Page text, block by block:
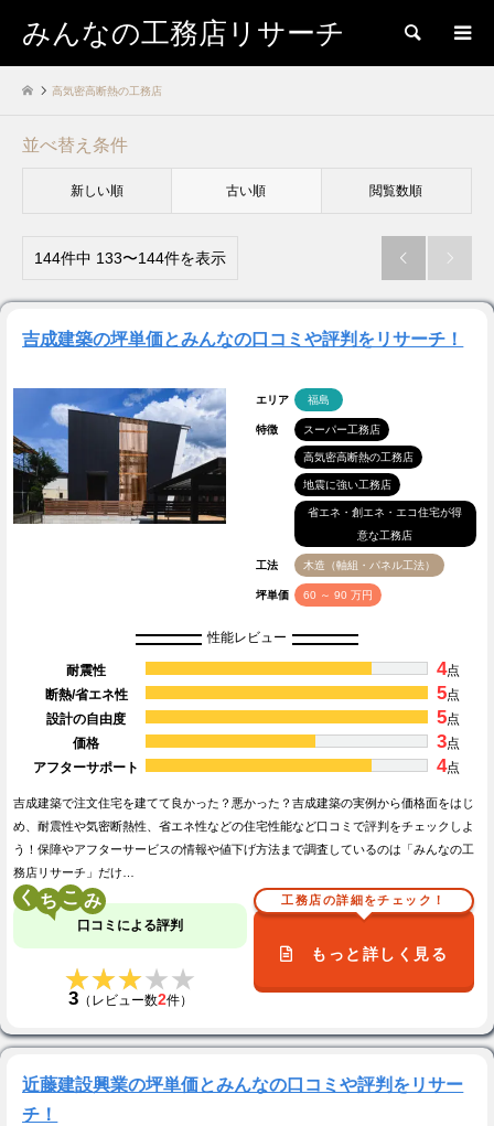
みんなの工務店リサーチ 検索
高気密高断熱の工務店
並べ替え条件
新しい順 古い順 閲覧数順
144件中 133〜144件を表示  
吉成建築の坪単価とみんなの口コミや評判をリサーチ！
エリア 福島
特徴 スーパー工務店
高気密高断熱の工務店
地震に強い工務店
省エネ・創エネ・エコ住宅が得
意な工務店
工法 木造（軸組・パネル工法）
坪単価 60 ～ 90 万円
性能レビュー
耐震性 4点
断熱/省エネ性
5点
設計の自由度
5点
価格
3点
アフターサポート
4点
吉成建築で注文住宅を建てて良かった？悪かった？吉成建築の実例から価格面をはじ
め、耐震性や気密断熱性、省エネ性などの住宅性能など口コミで評判をチェックしよ
う！保障やアフターサービスの情報や値下げ方法まで調査しているのは「みんなの工
務店リサーチ」だけ…
く こ
口コミによる評判
★★★★★
★★★★★
3（レビュー数2件）
工務店の詳細をチェック！
もっと詳しく見る
近藤建設興業の坪単価とみんなの口コミや評判をリサー
チ！